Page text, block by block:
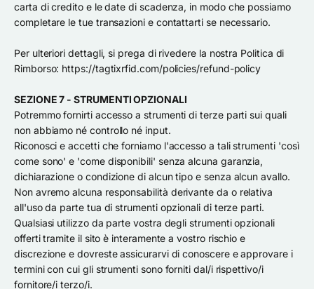
carta di credito e le date di scadenza, in modo che possiamo
completare le tue transazioni e contattarti se necessario.
Per ulteriori dettagli, si prega di rivedere la nostra Politica di
Rimborso: https://tagtixrfid.com/policies/refund-policy
SEZIONE 7 - STRUMENTI OPZIONALI
Potremmo fornirti accesso a strumenti di terze parti sui quali
non abbiamo né controllo né input.
Riconosci e accetti che forniamo l'accesso a tali strumenti 'così
come sono' e 'come disponibili' senza alcuna garanzia,
dichiarazione o condizione di alcun tipo e senza alcun avallo.
Non avremo alcuna responsabilità derivante da o relativa
all'uso da parte tua di strumenti opzionali di terze parti.
Qualsiasi utilizzo da parte vostra degli strumenti opzionali
offerti tramite il sito è interamente a vostro rischio e
discrezione e dovreste assicurarvi di conoscere e approvare i
termini con cui gli strumenti sono forniti dal/i rispettivo/i
fornitore/i terzo/i.